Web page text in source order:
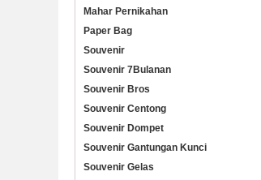
Mahar Pernikahan
Paper Bag
Souvenir
Souvenir 7Bulanan
Souvenir Bros
Souvenir Centong
Souvenir Dompet
Souvenir Gantungan Kunci
Souvenir Gelas